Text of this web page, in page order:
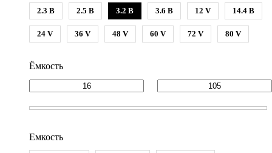
2.3 В 2.5 В 3.2 В 3.6 В 12 V 14.4 В
24 V 36 V 48 V 60 V 72 V 80 V
Ёмкость
Емкость